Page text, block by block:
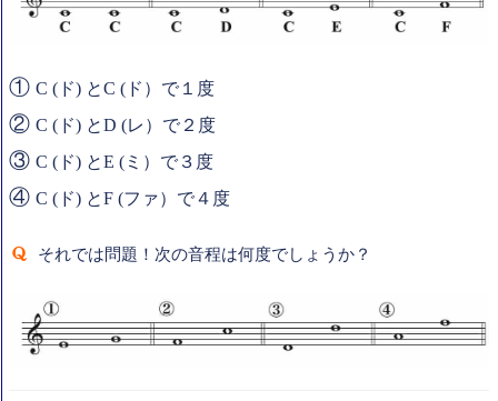
① C (ド) とC (ド）で１度
② C (ド) とD (レ）で２度
③ C (ド) とE (ミ）で３度
④ C (ド) とF (ファ）で４度
それでは問題！次の音程は何度でしょうか？